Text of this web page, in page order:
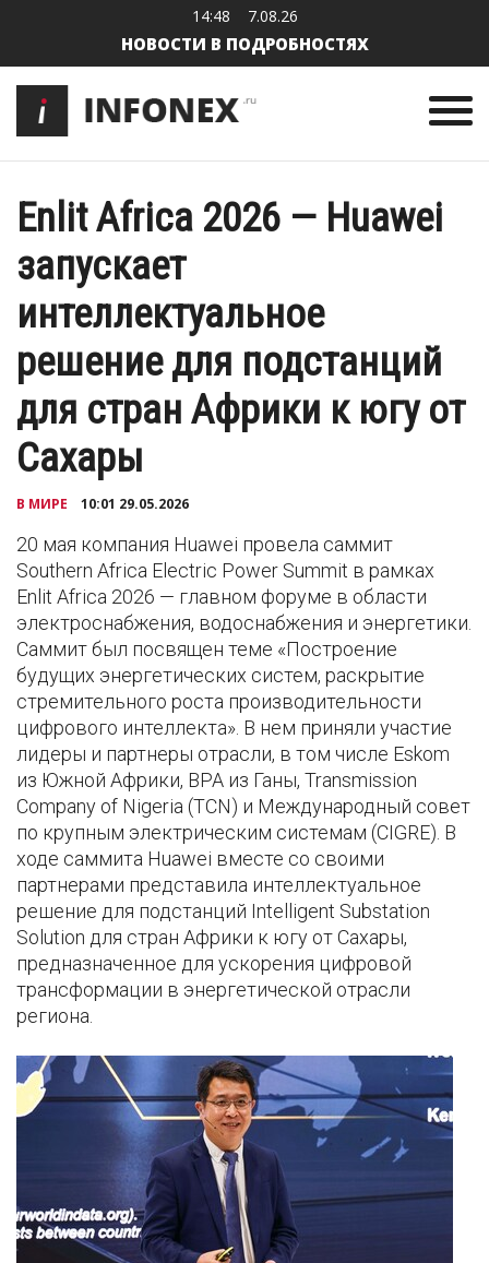
14:48 7.08.26
НОВОСТИ В ПОДРОБНОСТЯХ
Enlit Africa 2026 — Huawei
запускает
интеллектуальное
решение для подстанций
для стран Африки к югу от
Сахары
В МИРЕ 10:01 29.05.2026
20 мая компания Huawei провела саммит
Southern Africa Electric Power Summit в рамках
Enlit Africa 2026 — главном форуме в области
электроснабжения, водоснабжения и энергетики.
Саммит был посвящен теме «Построение
будущих энергетических систем, раскрытие
стремительного роста производительности
цифрового интеллекта». В нем приняли участие
лидеры и партнеры отрасли, в том числе Eskom
из Южной Африки, BPA из Ганы, Transmission
Company of Nigeria (TCN) и Международный совет
по крупным электрическим системам (CIGRE). В
ходе саммита Huawei вместе со своими
партнерами представила интеллектуальное
решение для подстанций Intelligent Substation
Solution для стран Африки к югу от Сахары,
предназначенное для ускорения цифровой
трансформации в энергетической отрасли
региона.